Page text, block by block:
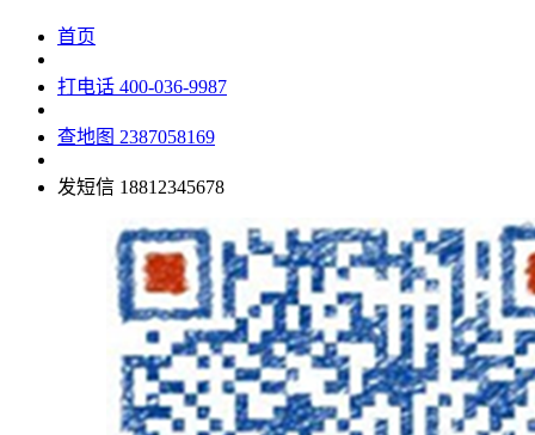
首页
打电话 400-036-9987
查地图 2387058169
发短信 18812345678